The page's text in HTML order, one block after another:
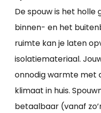
De spouw is het holle
binnen- en het
ruimte kan je laten
isolatiemateriaal.
onnodig warmte met
klimaat in huis.
betaalbaar (vanaf